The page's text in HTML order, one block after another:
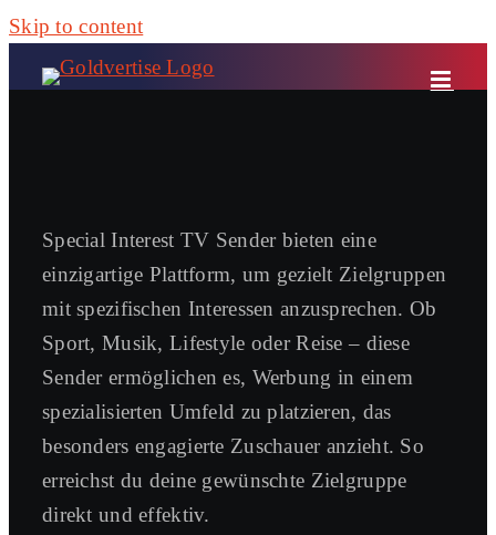
Skip to content
Special Interest TV Sender bieten eine
einzigartige Plattform, um gezielt Zielgruppen
mit spezifischen Interessen anzusprechen. Ob
Sport, Musik, Lifestyle oder Reise – diese
Sender ermöglichen es, Werbung in einem
spezialisierten Umfeld zu platzieren, das
besonders engagierte Zuschauer anzieht. So
erreichst du deine gewünschte Zielgruppe
direkt und effektiv.